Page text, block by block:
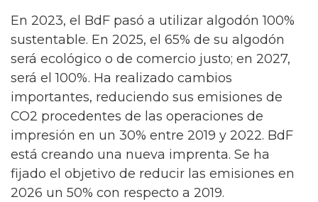
En 2023, el BdF pasó a utilizar algodón 100%
sustentable. En 2025, el 65% de su algodón
será ecológico o de comercio justo; en 2027,
será el 100%. Ha realizado cambios
importantes, reduciendo sus emisiones de
CO2 procedentes de las operaciones de
impresión en un 30% entre 2019 y 2022. BdF
está creando una nueva imprenta. Se ha
fijado el objetivo de reducir las emisiones en
2026 un 50% con respecto a 2019.